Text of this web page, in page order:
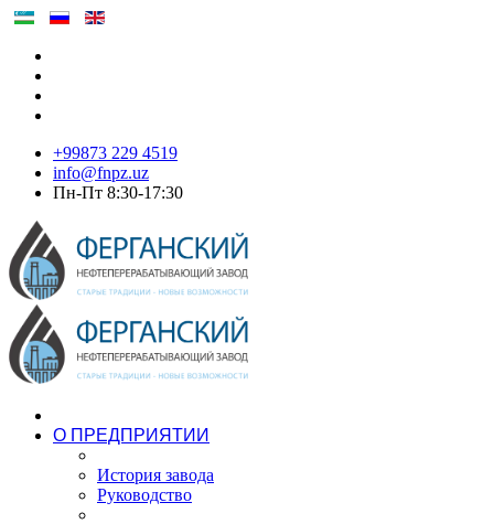
+99873 229 4519
info@fnpz.uz
Пн-Пт 8:30-17:30
О ПРЕДПРИЯТИИ
История завода
Руководство